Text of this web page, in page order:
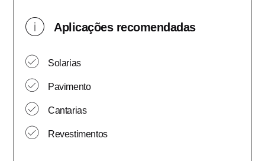
Aplicações recomendadas
Solarias
Pavimento
Cantarias
Revestimentos